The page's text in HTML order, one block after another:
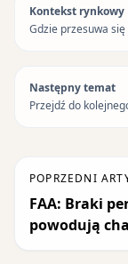
Kontekst rynkowy
Gdzie przesuwa
Następny temat
Przejdź do
POPRZEDNI
FAA: Braki
powodują